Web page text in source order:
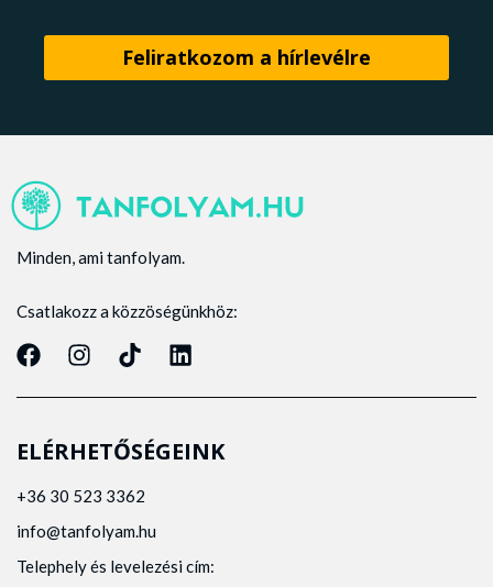
Minden, ami tanfolyam.
Csatlakozz a közzöségünkhöz:
ELÉRHETŐSÉGEINK
+36 30 523 3362
info@tanfolyam.hu
Telephely és levelezési cím: